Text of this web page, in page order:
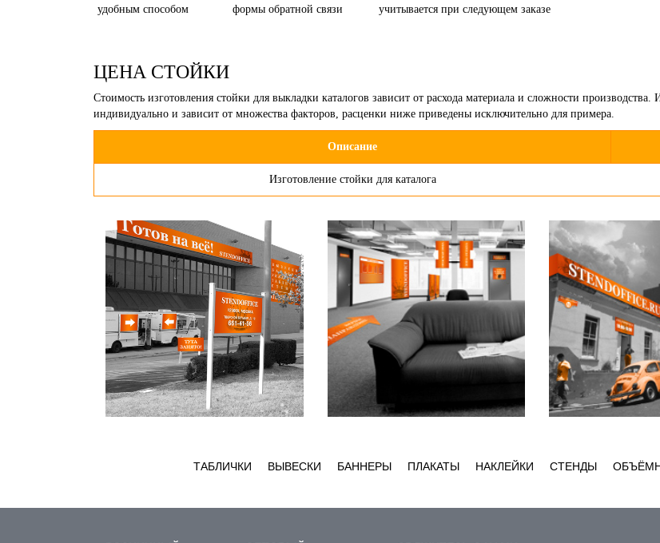
удобным способом
формы обратной связи
учитывается при следующем заказе
ЦЕНА СТОЙКИ
Стоимость изготовления стойки для выкладки каталогов зависит от расхода материала и сложности
индивидуально и зависит от множества факторов, расценки ниже приведены исключительно для примера.
Описание
Изготовление стойки для каталога
ТАБЛИЧКИ ВЫВЕСКИ БАННЕРЫ ПЛАКАТЫ НАКЛЕЙКИ СТЕНДЫ